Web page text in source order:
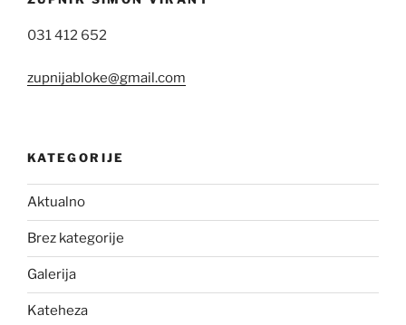
031 412 652
zupnijabloke@gmail.com
KATEGORIJE
Aktualno
Brez kategorije
Galerija
Kateheza